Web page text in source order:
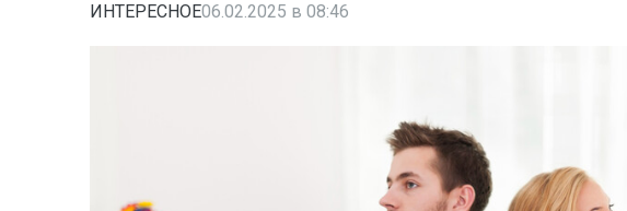
ИНТЕРЕСНОЕ06.02.2025 в 08:46